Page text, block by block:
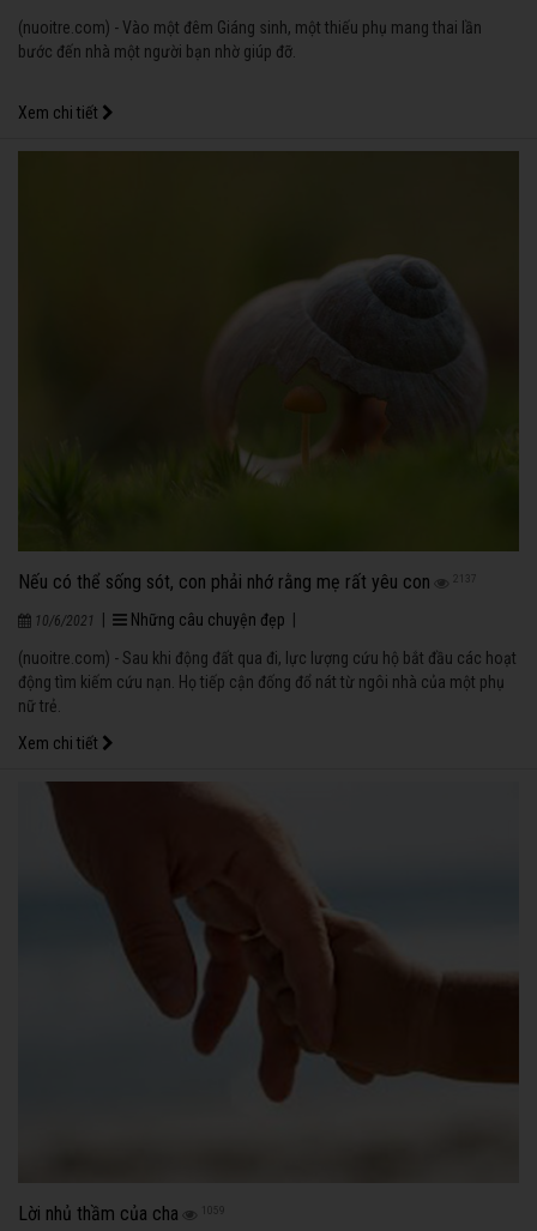
(nuoitre.com) - Vào một đêm Giáng sinh, một thiếu phụ mang thai lần
bước đến nhà một người bạn nhờ giúp đỡ.
Xem chi tiết
Nếu có thể sống sót, con phải nhớ rằng mẹ rất yêu con 2137
10/6/2021 Những câu chuyện đẹp
(nuoitre.com) - Sau khi động đất qua đi, lực lượng cứu hộ bắt đầu các hoạt
động tìm kiếm cứu nạn. Họ tiếp cận đống đổ nát từ ngôi nhà của một phụ
nữ trẻ.
Xem chi tiết
Lời nhủ thầm của cha 1059